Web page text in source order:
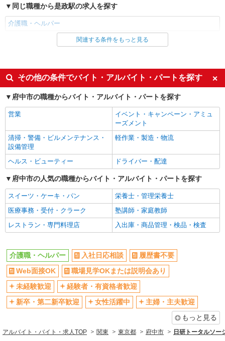
335万円〜 ※職務手当、（東京都）居住支援特別
ます。 ※居住支援特別手当は勤続5年目までの方
はさらに1万円支給（再入社は除く） ◎賞与：基
東京都府中市住吉町3丁目13-1
キープ
介護スタッフ
【実務者研修】 月給：237,000円 年収例：324
万円〜 【初任者研修】 月給：219,700円 年収例：
305万円〜 ※職務手当、（東京都）居住支援特別
手当、日祝手当（月平均2回分）等、毎月平均的に
支払われる手当を含みます。 ※居住支援特別手当
は勤続5年目までの方はさらに1万円支給（再入社
は除く） ◎賞与：基本給2.08ヶ月分/年支給 ◎残
東京都府中市白糸台2-61-3 オランダ壱番館1
キープ 詳細を見る
アルバイト パート
そんぽの家S 府中住吉/2022bc3
時給：1,270円 ーーーーーーー 【資格取得
後】 時給1,520円〜 ＊早朝夜間：時給1,900円〜
＊日曜祝日：時給1,620円〜 ーーーーーーー
東京都府中市住吉町3丁目13-1
アルバイト パート
SOMPOケア 国分寺 訪問介護/3188cc3
登録ヘルパー
時給：1,270円 ーーーーーーー 【資格取得
後】 時給1,720円〜 ＊日曜祝日：時給2,020円〜
東京都府中市武蔵台3-27-4 カサヴェール武蔵
台1階
同じ職種から是政駅の求人を探す
介護職・ヘルパー
同じ雇用形態から是政駅の求人を探す
派遣社員
紹介予定派遣
同じ特徴から是政駅の求人を探す
入社日応相談
履歴書不要
職場見学OKまたは説明会あり
未経験歓迎
経験者・有資格者歓迎
新卒・第二新卒歓迎
主婦・主夫歓迎
フリーター歓迎
学歴不問
ブランクOK
ミドル（40代～）活躍中
エルダー（50代～）活躍中
シニア（60代～）活躍中
昇給あり
週払い
週2～3日勤務OK
時間や曜日が選べる・シフト自由
深夜
禁煙・分煙
残業ほぼなし
転勤なし
登録制
交通費支給
社会保険あり
社割・特典あり
研修制度あり
関連する条件をもっと見る
その他の条件でバイト・アルバイト・パートを探す
府中市の職種からバイト・アルバイト・パートを探す
営業
イベント・キャンペーン・アミュ
ーズメント
清掃・警備・ビルメンテナンス・
設備管理
軽作業・製造・物流
ヘルス・ビューティー ドライバー・配達
府中市の人気の職種からバイト・アルバイト・パートを探す
スイーツ・ケーキ・パン
栄養士・管理栄養士
医療事務・受付・クラーク
塾講師・家庭教師
レストラン・専門料理店
入出庫・商品管理・検品・検査
介護職・ヘルパー 入社日応相談
履歴書不要
Web面接OK
職場見学OKまたは説明会あり
未経験歓迎
経験者・有資格者歓迎
新卒・第二新卒歓迎
女性活躍中
主婦・主夫歓迎
もっと見る
アルバイト・バイト・求人TOP 関東 東京都 府中市 日研トータルソ